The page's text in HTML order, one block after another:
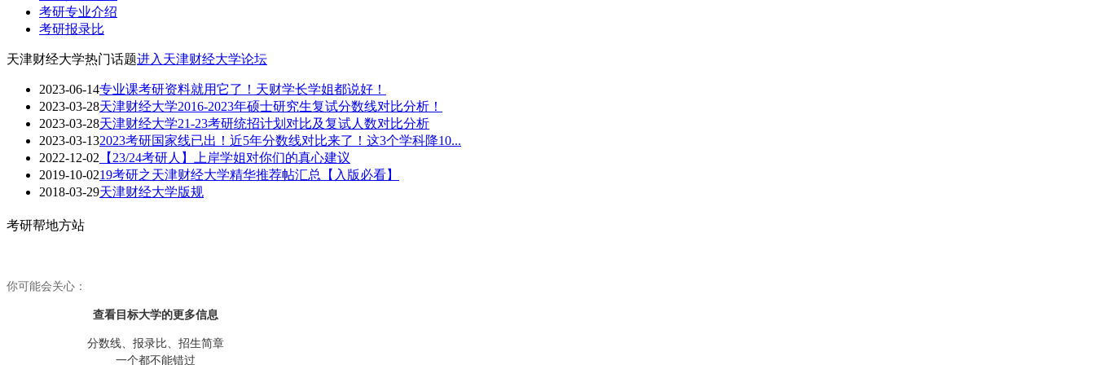
考研专业介绍
考研报录比
天津财经大学热门话题进入天津财经大学论坛
2023-06-14专业课考研资料就用它了！天财学长学姐都说好！
2023-03-28天津财经大学2016-2023年硕士研究生复试分数线对比分析！
2023-03-28天津财经大学21-23考研统招计划对比及复试人数对比分析
2023-03-132023考研国家线已出！近5年分数线对比来了！这3个学科降10...
2022-12-02 【23/24考研人】上岸学姐对你们的真心建议
2019-10-0219考研之天津财经大学精华推荐帖汇总【入版必看】
2018-03-29天津财经大学版规
考研帮地方站
你可能会关心：
查看目标大学的更多信息
分数线、报录比、招生简章
一个都不能错过